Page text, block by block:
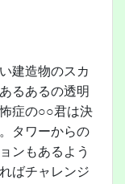
建造物のスカ
るあるの透明
症の○○君は決
タワーからの
ンもあるよう
ばチャレンジ